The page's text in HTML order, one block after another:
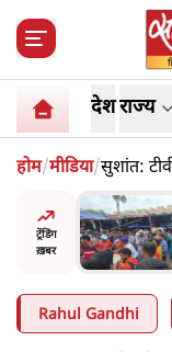
देशराज्य
होम/मीडिया/सुशांत:
ट्रेंडिंग
ख़बर
ने
सोरेन का
Rahul Gandhi